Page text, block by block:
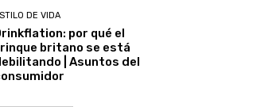
DE VIDA
por qué el
britano se está
| Asuntos del